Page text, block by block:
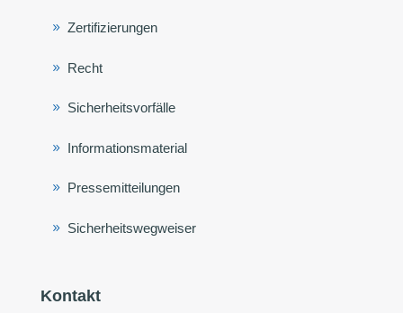
Zertifizierungen
Recht
Sicherheitsvorfälle
Informationsmaterial
Pressemitteilungen
Sicherheitswegweiser
Kontakt